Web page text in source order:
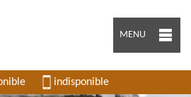
MENU
indisponible